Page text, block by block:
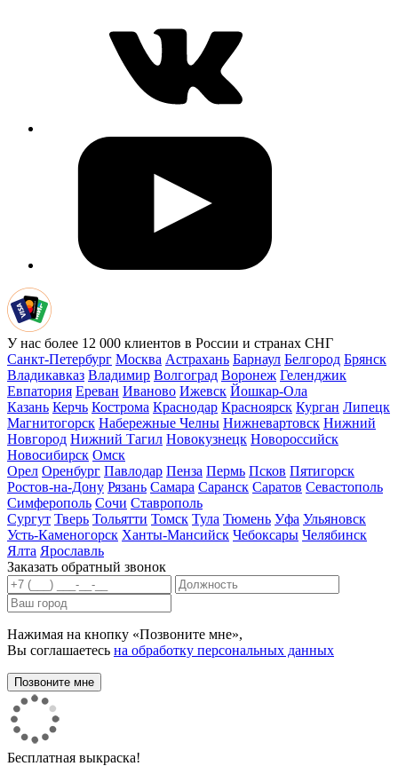
У нас более 12 000 клиентов в России и странах СНГ
Санкт-Петербург Москва Астрахань Барнаул Белгород Брянск
Владикавказ Владимир Волгоград Воронеж Геленджик
Евпатория Ереван Иваново Ижевск Йошкар-Ола
Казань Керчь Кострома Краснодар Красноярск Курган Липецк
Магнитогорск Набережные Челны Нижневартовск Нижний
Новгород Нижний Тагил Новокузнецк Новороссийск
Новосибирск Омск
Орел Оренбург Павлодар Пенза Пермь Псков Пятигорск
Ростов-на-Дону Рязань Самара Саранск Саратов Севастополь
Симферополь Сочи Ставрополь
Сургут Тверь Тольятти Томск Тула Тюмень Уфа Ульяновск
Усть-Каменогорск Ханты-Мансийск Чебоксары Челябинск
Ялта Ярославль
Заказать обратный звонок
Нажимая на кнопку «Позвоните мне»,
Вы соглашаетесь на обработку персональных данных
Бесплатная выкраска!